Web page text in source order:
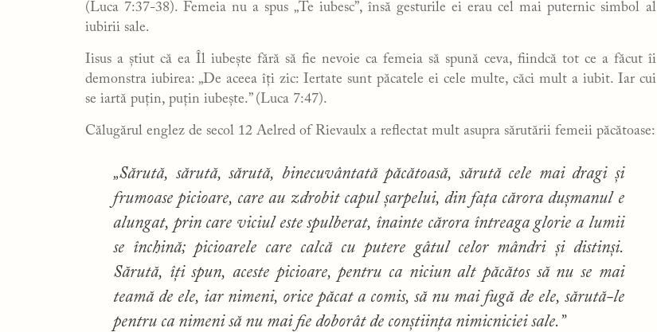
(Luca 7:37-38). Femeia nu a spus „Te iubesc”, însă gesturile ei erau cel mai puternic simbol al
iubirii sale.
Iisus a știut că ea Îl iubește fără să fie nevoie ca femeia să spună ceva, fiindcă tot ce a făcut îi
demonstra iubirea: „De aceea îți zic: Iertate sunt păcatele ei cele multe, căci mult a iubit. Iar cui
se iartă puțin, puțin iubește.” (Luca 7:47).
Călugărul englez de secol 12 Aelred of Rievaulx a reflectat mult asupra sărutării femeii păcătoase:
„Sărută, sărută, sărută, binecuvântată păcătoasă, sărută cele mai dragi și
frumoase picioare, care au zdrobit capul șarpelui, din fața cărora dușmanul e
alungat, prin care viciul este spulberat, înainte cărora întreaga glorie a lumii
se închină; picioarele care calcă cu putere gâtul celor mândri și distinși.
Sărută, îți spun, aceste picioare, pentru ca niciun alt păcătos să nu se mai
teamă de ele, iar nimeni, orice păcat a comis, să nu mai fugă de ele, sărută-le
pentru ca nimeni să nu mai fie doborât de conștiința nimicniciei sale.”